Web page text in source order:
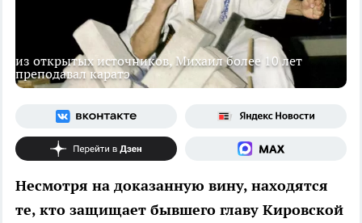
из открытых источников, Михаил более 10 лет
преподавал каратэ
Несмотря на доказанную вину, находятся
те, кто защищает бывшего главу Кировской